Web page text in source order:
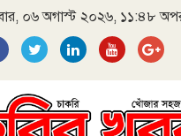
০৬ অগাস্ট ২০২৬, ১১:৪৮